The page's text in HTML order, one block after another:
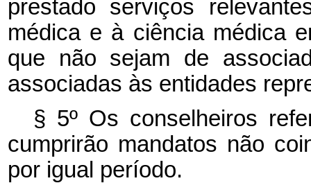
prestado serviços
médica e à ciência médica
que não sejam de
associadas às entidades
§ 5º Os conselheiros
cumprirão mandatos não
por igual período.